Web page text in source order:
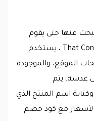
عنها حتى يقوم
بشرائها بواسطة كوبون That Concept Store ، يستخدم
الموقع، والموجودة
عدسة، يتم
اسم المنتج الذي
الأسعار مع كود خصم